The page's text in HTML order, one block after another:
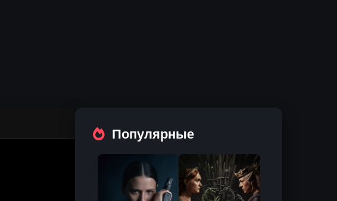
Популярные